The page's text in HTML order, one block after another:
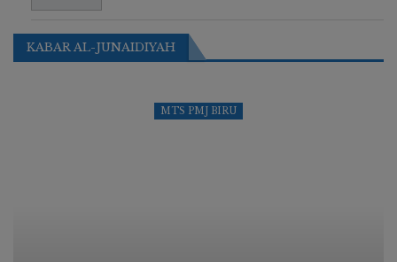
KABAR AL-JUNAIDIYAH
MTS PMJ BIRU